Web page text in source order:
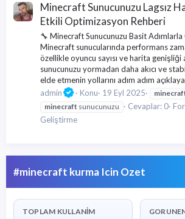
Minecraft Sunucunuzu Lagsız
Etkili Optimizasyon Rehberi
🔧 Minecraft Sunucunuzu Basit
Minecraft sunucularında performans
özellikle oyuncu sayısı ve harita genişliği
sunucunuzu yormadan daha akıcı ve
elde etmenin yollarını adım adım
admin
Konu 19 Eyl 2025
minecraft sunucunuzu Cevaplar: 0
Geliştirme
#minecraft kurma Icin Ozet
TOPLAM KULLANIM